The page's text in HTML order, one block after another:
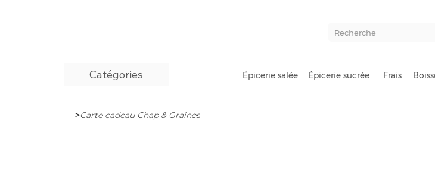
Catégories Épicerie salée Épicerie sucrée Frais
>Carte cadeau Chap & Graines